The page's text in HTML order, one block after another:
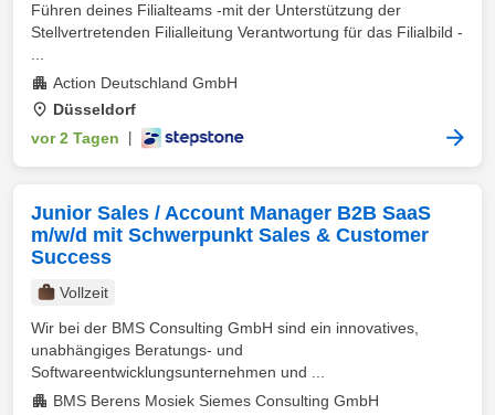
Führen deines Filialteams -mit der Unterstützung der
Stellvertretenden Filialleitung Verantwortung für das Filialbild -
Action Deutschland GmbH
Düsseldorf
vor 2 Tagen
Junior Sales / Account Manager B2B SaaS
m/w/d mit Schwerpunkt Sales & Customer
Success
Vollzeit
Wir bei der BMS Consulting GmbH sind ein innovatives,
unabhängiges Beratungs- und
Softwareentwicklungsunternehmen und ...
BMS Berens Mosiek Siemes Consulting GmbH